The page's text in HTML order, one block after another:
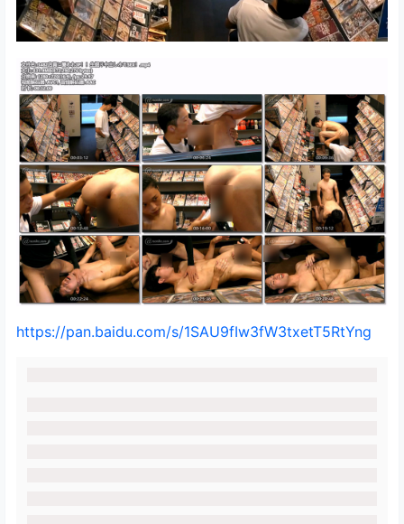
https://pan.baidu.com/s/1SAU9fIw3fW3txetT5RtYng